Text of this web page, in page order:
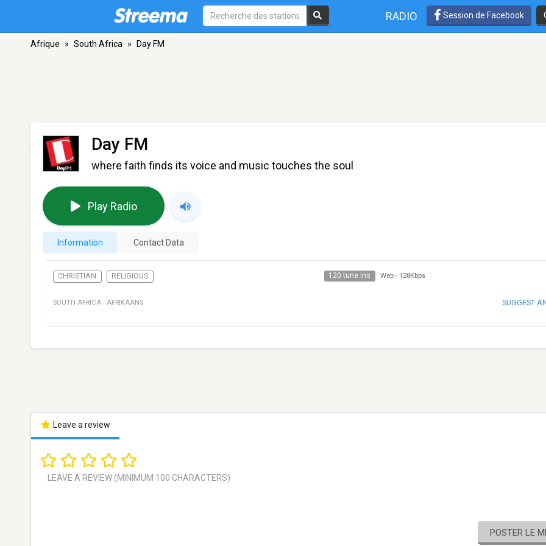
RADIO Session de Facebook
Afrique » South Africa » Day FM
Day FM
where faith finds its voice and music touches the soul
Play Radio
Information Contact Data
CHRISTIAN RELIGIOUS 120 tune ins Web - 128Kbps
SOUTH AFRICA · AFRIKAANS SUGGEST
Leave a review
POSTER LE